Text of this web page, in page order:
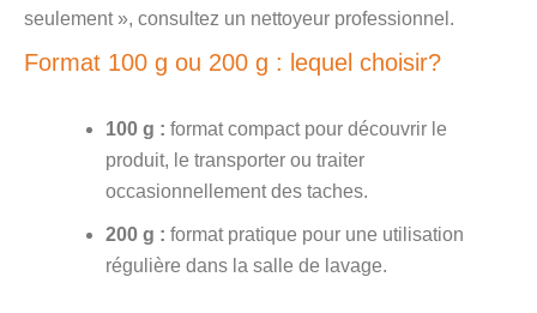
seulement », consultez un nettoyeur professionnel.
Format 100 g ou 200 g : lequel choisir?
100 g : format compact pour découvrir le
produit, le transporter ou traiter
occasionnellement des taches.
200 g : format pratique pour une utilisation
régulière dans la salle de lavage.